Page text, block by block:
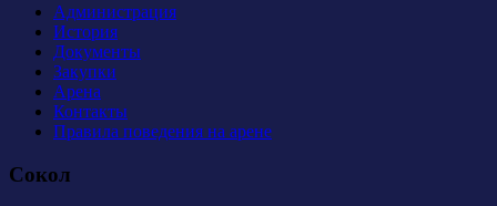
Администрация
История
Документы
Закупки
Арена
Контакты
Правила поведения на арене
Сокол